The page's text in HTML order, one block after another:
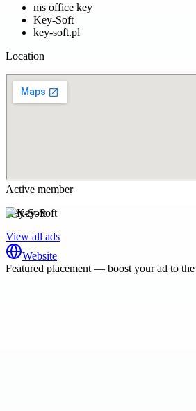
ms office key
Key-Soft
key-soft.pl
Location
Active member
Key-Soft
View all ads
Website
Featured placement — boost your ad to